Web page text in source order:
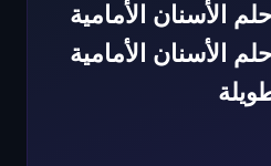
الأسنان الأمامية
الأسنان الأمامية